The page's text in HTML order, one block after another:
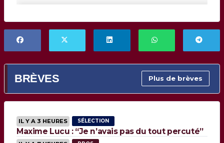
BRÈVES Plus de brèves
IL Y A 3 HEURES SÉLECTION
Maxime Lucu : “Je n’avais pas du tout percuté”